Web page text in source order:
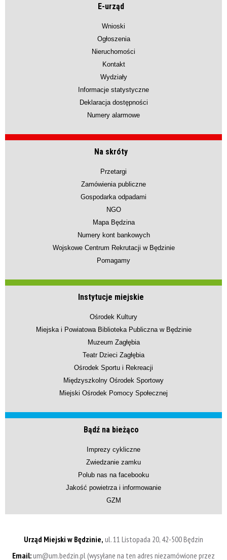
E-urząd
Wnioski
Ogłoszenia
Nieruchomości
Kontakt
Wydziały
Informacje statystyczne
Deklaracja dostępności
Numery alarmowe
Na skróty
Przetargi
Zamówienia publiczne
Gospodarka odpadami
NGO
Mapa Będzina
Numery kont bankowych
Wojskowe Centrum Rekrutacji w Będzinie
Pomagamy
Instytucje miejskie
Ośrodek Kultury
Miejska i Powiatowa Biblioteka Publiczna w Będzinie
Muzeum Zagłębia
Teatr Dzieci Zagłębia
Ośrodek Sportu i Rekreacji
Międzyszkolny Ośrodek Sportowy
Miejski Ośrodek Pomocy Społecznej
Bądź na bieżąco
Imprezy cykliczne
Zwiedzanie zamku
Polub nas na facebooku
Jakość powietrza i informowanie
GZM
Urząd Miejski w Będzinie, ul. 11 Listopada 20, 42-500 Będzin
Email:um@um.bedzin.pl (wysyłane na ten adres niezamówione przez